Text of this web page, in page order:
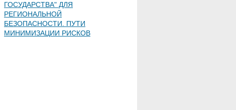
ГОСУДАРСТВА" ДЛЯ
РЕГИОНАЛЬНОЙ
БЕЗОПАСНОСТИ. ПУТИ
МИНИМИЗАЦИИ РИСКОВ